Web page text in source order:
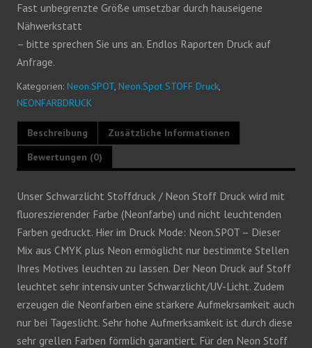
Fast unbegrenzte Größe umsetzbar durch hauseigene
Nähwerkstatt
– bitte sprechen Sie uns an. Endlos Raporten Druck auf
Anfrage.
Kategorien: Neon.SPOT, Neon.Spot STOFF Druck,
NEONFARBDRUCK
Beschreibung
Zusätzliche Informationen
Bewertungen (0)
Unser Schwarzlicht Stoffdruck / Neon Stoff Druck wird mit
fluoreszierender Farbe (Neonfarbe) und nicht leuchtenden
Farben gedruckt. Hier im Druck Mode: Neon.SPOT – Dieser
Mix aus CMYK plus Neon ermöglicht nur bestimmte Stellen
Ihres Motives leuchten zu lassen. Der Neon Druck auf Stoff
leuchtet sehr intensiv unter Schwarzlicht/UV-Licht. Zudem
erzeugen die Neonfarben eine stärkere Aufmekrsamkeit auch
nur bei Tageslicht. Sehr hohe Aufmerksamkeit ist durch diese
sehr grellen Farben förmlich garantiert. Für den Neon Stoff